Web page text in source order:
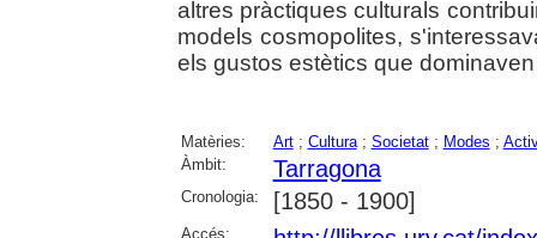
altres pràctiques culturals
models cosmopolites,
els gustos estètics que
Matèries: Art; Cultura; Societat; Modes ;
Àmbit:
Tarragona
Cronologia: [1850 - 1900]
Accés: